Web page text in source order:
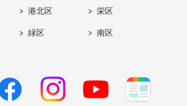
港北区 栄区
緑区 南区